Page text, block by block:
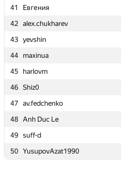
41
Евгения
42
alex.chukharev
43 yevshin
44
maxinua
45
harlovm
46 Shiz0
47
av.fedchenko
48 Anh Duc Le
49 suff-d
50 YusupovAzat1990
41
Евгения
42
alex.chukharev
43 yevshin
44
maxinua
45
harlovm
46 Shiz0
47
av.fedchenko
48 Anh Duc Le
49 suff-d
50 YusupovAzat1990